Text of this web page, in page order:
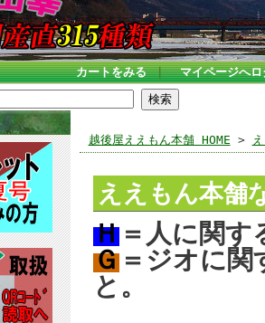
カートをみる｜ マイページへロ
越後屋ええもん本舗 HOME >
ええもん本舗
Ｈ＝人に関
Ｇ＝ジオに
と。